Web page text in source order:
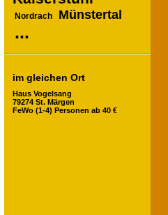
Nordrach Münstertal
...
im gleichen Ort
Haus Vogelsang
79274 St. Märgen
FeWo (1-4) Personen ab 40 €